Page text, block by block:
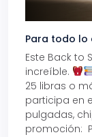
Para todo lo
Este Back to
increíble.
25 libras o
participa en
pulgadas,
promoción: